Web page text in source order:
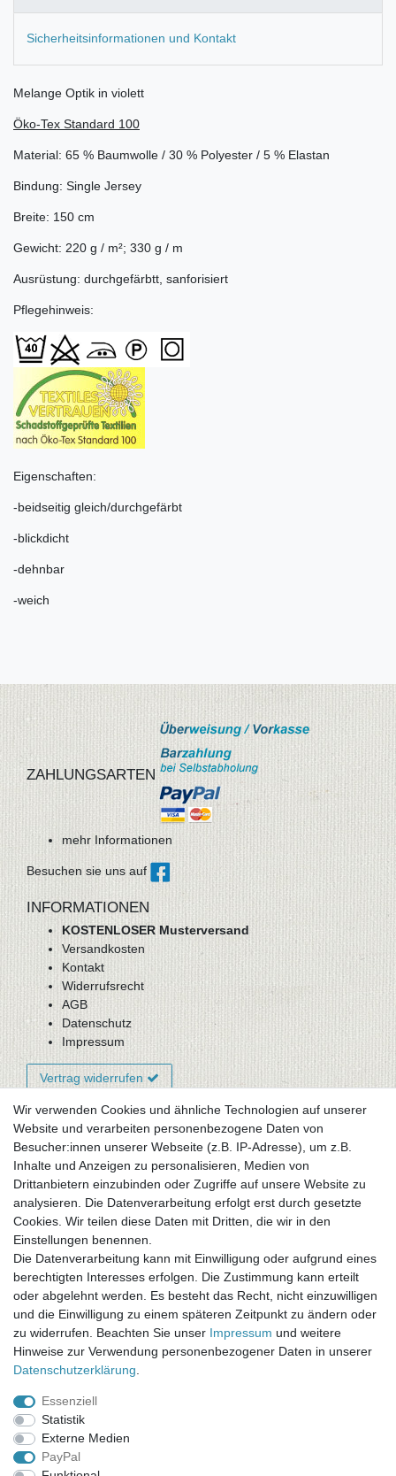
Sicherheitsinformationen und Kontakt
Melange Optik in violett
Öko-Tex Standard 100
Material: 65 % Baumwolle / 30 % Polyester / 5 % Elastan
Bindung: Single Jersey
Breite: 150 cm
Gewicht: 220 g / m²; 330 g / m
Ausrüstung: durchgefärbtt, sanforisiert
Pflegehinweis:
Eigenschaften:
-beidseitig gleich/durchgefärbt
-blickdicht
-dehnbar
-weich
ZAHLUNGSARTEN
mehr Informationen
Besuchen sie uns auf
INFORMATIONEN
KOSTENLOSER Musterversand
Versandkosten
Kontakt
Widerrufsrecht
AGB
Datenschutz
Impressum
Vertrag widerrufen
Newsletter-Anmeldung
FAQ / Fragen
Mein Warenkorb
Mein Merkzettel
Mein Konto
UNSER LADENGESCHÄFT
Gottlieb-Daimler-Str. 10
33334 Gütersloh
ÖFFNUNGSZEITEN
Montag - Dienstag: 8.00 - 18.00 Uhr, Mittwoch Ruhetag,
Donnerstag: 8.00 - 18.00 Uhr, Freitag 8.00 - 14.00 Uhr
KUNDENSERVICE
Telefon: (05241) 403 22 38
E-Mail: info@stoffamstueck.de
Wir verwenden Cookies und ähnliche Technologien auf unserer
Website und verarbeiten personenbezogene Daten von
Besucher:innen unserer Webseite (z.B. IP-Adresse), um z.B.
Inhalte und Anzeigen zu personalisieren, Medien von
Drittanbietern einzubinden oder Zugriffe auf unsere Website zu
analysieren. Die Datenverarbeitung erfolgt erst durch gesetzte
Cookies. Wir teilen diese Daten mit Dritten, die wir in den
Einstellungen benennen.
Die Datenverarbeitung kann mit Einwilligung oder aufgrund eines
berechtigten Interesses erfolgen. Die Zustimmung kann erteilt
oder abgelehnt werden. Es besteht das Recht, nicht einzuwilligen
und die Einwilligung zu einem späteren Zeitpunkt zu ändern oder
zu widerrufen. Beachten Sie unser Impressum und weitere
Hinweise zur Verwendung personenbezogener Daten in unserer
Daten­schutz­erklärung
Essenziell
Statistik
Externe Medien
PayPal